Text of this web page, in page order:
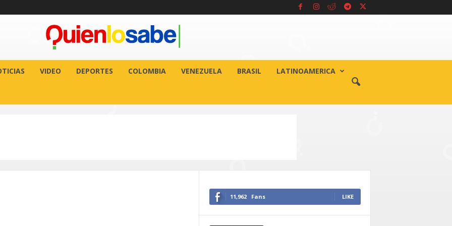
VIDEO DEPORTES COLOMBIA VENEZUELA BRASIL LATINOAMERICA
11,962 Fans LIKE